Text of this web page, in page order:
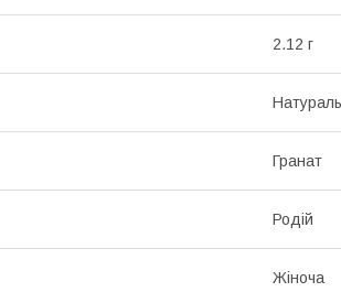
2.12 г
Гранат
Родій
Жіноча